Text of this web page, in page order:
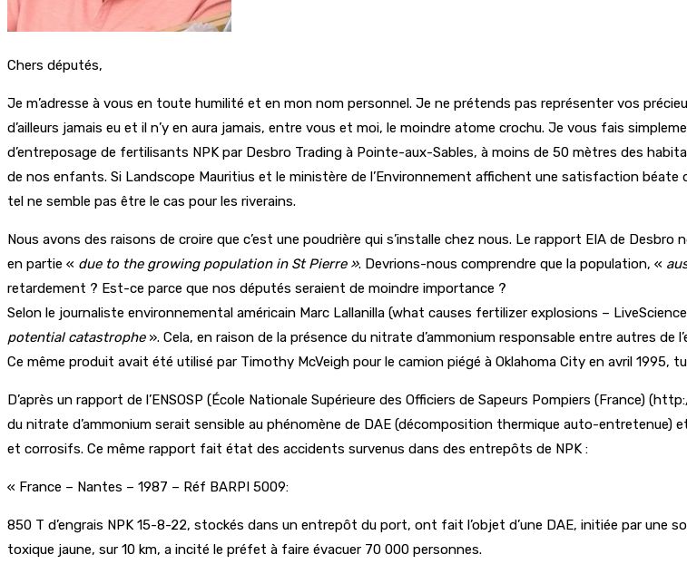
Chers députés,
Je m’adresse à vous en toute humilité et en mon nom personnel. Je ne prétends pas représenter vos
d’ailleurs jamais eu et il n’y en aura jamais, entre vous et moi, le moindre atome crochu. Je vous fais
d’entreposage de fertilisants NPK par Desbro Trading à Pointe-aux-Sables, à moins de 50 mètres des
de nos enfants. Si Landscope Mauritius et le ministère de l’Environnement affichent une satisfaction
tel ne semble pas être le cas pour les riverains.
Nous avons des raisons de croire que c’est une poudrière qui s’installe chez nous. Le rapport EIA de
en partie « due to the growing population in St Pierre ». Devrions-nous comprendre que la population, «
retardement ? Est-ce parce que nos députés seraient de moindre importance ?
Selon le journaliste environnemental américain Marc Lallanilla (what causes fertilizer explosions –
potential catastrophe». Cela, en raison de la présence du nitrate d’ammonium responsable entre autres de
Ce même produit avait été utilisé par Timothy McVeigh pour le camion piégé à Oklahoma City en avril 1995,
D’après un rapport de l’ENSOSP (École Nationale Supérieure des Officiers de Sapeurs Pompiers (France)
du nitrate d’ammonium serait sensible au phénomène de DAE (décomposition thermique auto-entretenue)
et corrosifs. Ce même rapport fait état des accidents survenus dans des entrepôts de NPK :
« France – Nantes – 1987 – Réf BARPI 5009:
850 T d’engrais NPK 15-8-22, stockés dans un entrepôt du port, ont fait l’objet d’une DAE, initiée par une
toxique jaune, sur 10 km, a incité le préfet à faire évacuer 70 000 personnes.